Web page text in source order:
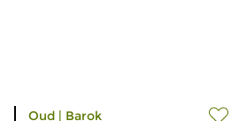
Oud | Barok